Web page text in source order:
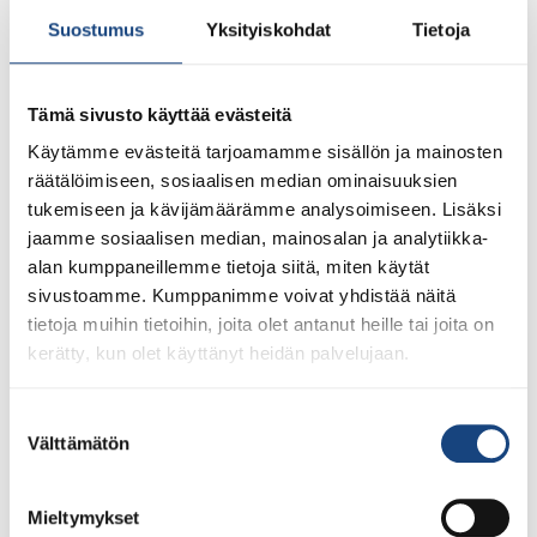
Suostumus Yksityiskohdat Tietoja
Tämä sivusto käyttää evästeitä
Käytämme evästeitä tarjoamamme sisällön ja mainosten
räätälöimiseen, sosiaalisen median ominaisuuksien
tukemiseen ja kävijämäärämme analysoimiseen. Lisäksi
jaamme sosiaalisen median, mainosalan ja analytiikka-
alan kumppaneillemme tietoja siitä, miten käytät
sivustoamme. Kumppanimme voivat yhdistää näitä
tietoja muihin tietoihin, joita olet antanut heille tai joita on
kerätty, kun olet käyttänyt heidän palvelujaan.
valinta
Välttämätön
Mieltymykset
Pentti Vauhkoselle harvinainen
huomionosoitus